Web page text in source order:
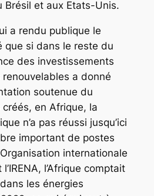
Brésil et aux Etats-Unis.
a rendu publique le
que si dans le reste du
des investissements
a donné
soutenue du
créés, en Afrique, la
n’a pas réussi jusqu’ici
important de postes
internationale
l’Afrique comptait
les énergies